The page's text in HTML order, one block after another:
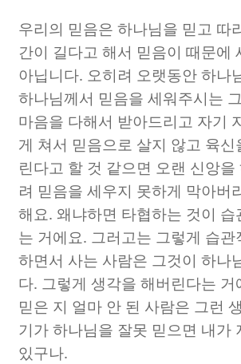
우리의 믿음은 하나님을 믿고 따
간이 길다고 해서 믿음이 때문에
아닙니다. 오히려 오랫동안 하나
하나님께서 믿음을 세워주시는
마음을 다해서 받아드리고 자기
게 쳐서 믿음으로 살지 않고 육신
린다고 할 것 같으면 오랜 신앙을
려 믿음을 세우지 못하게 막아버
해요. 왜냐하면 타협하는 것이
는 거에요. 그러고는 그렇게 습관
하면서 사는 사람은 그것이 하나
다. 그렇게 생각을 해버린다는 거
믿은 지 얼마 안 된 사람은 그런
기가 하나님을 잘못 믿으면 내가
있구나.